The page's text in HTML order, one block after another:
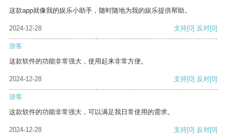
这款app就像我的娱乐小助手，随时随地为我的娱乐提供帮助。
2024-12-28 支持[0] 反对[0]
游客
这款软件的功能非常强大，使用起来非常方便。
2024-12-28 支持[0] 反对[0]
游客
这款软件的功能非常强大，可以满足我日常使用的需求。
2024-12-28 支持[0] 反对[0]